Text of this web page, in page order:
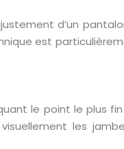
d’un
est
le point le plus
les